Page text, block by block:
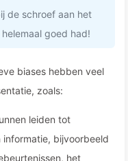
de schroef aan het
goed had!
biases hebben veel
zoals:
leiden tot
bijvoorbeeld
het